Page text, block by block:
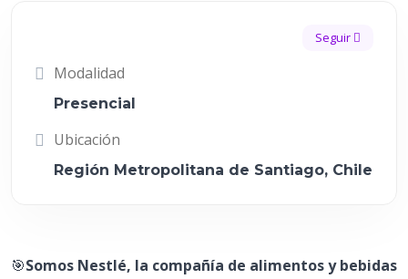
Seguir
Modalidad
Presencial
Ubicación
Región Metropolitana de Santiago, Chile
🎯Somos Nestlé, la compañía de alimentos y bebidas